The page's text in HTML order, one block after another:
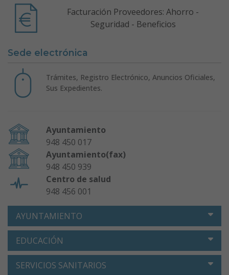
Facturación Proveedores: Ahorro -
Seguridad - Beneficios
Sede electrónica
Trámites, Registro Electrónico, Anuncios Oficiales,
Sus Expedientes.
Ayuntamiento
948 450 017
Ayuntamiento(fax)
948 450 939
Centro de salud
948 456 001
AYUNTAMIENTO
EDUCACIÓN
SERVICIOS SANITARIOS